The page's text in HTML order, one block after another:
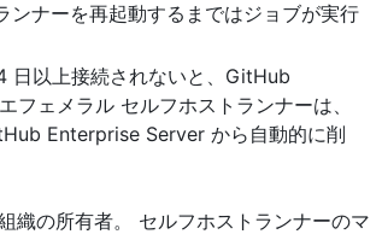
ンナーを再起動するまではジョブが実行
日以上接続されないと、GitHub
ェメラル セルフホストランナーは、
Enterprise Server から自動的に削
織の所有者。 セルフホストランナーのマ